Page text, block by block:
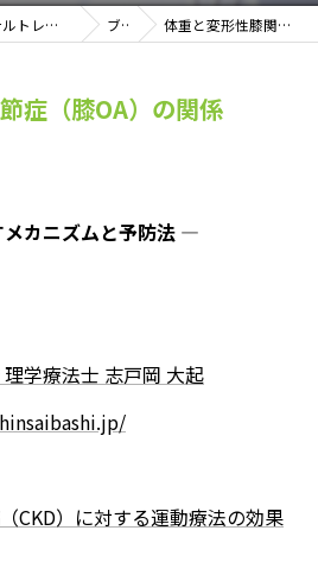
大阪府心斎橋のパーソナルトレーニングならパーソナルジム心斎橋 ブログ 体重と変形性膝関節症（膝OA）の関係
症（膝OA）の関係
カニズムと予防法 ―
学療法士 志戸岡 大起
CKD）に対する運動療法の効果